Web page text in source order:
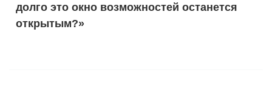
долго это окно возможностей останется
открытым?»